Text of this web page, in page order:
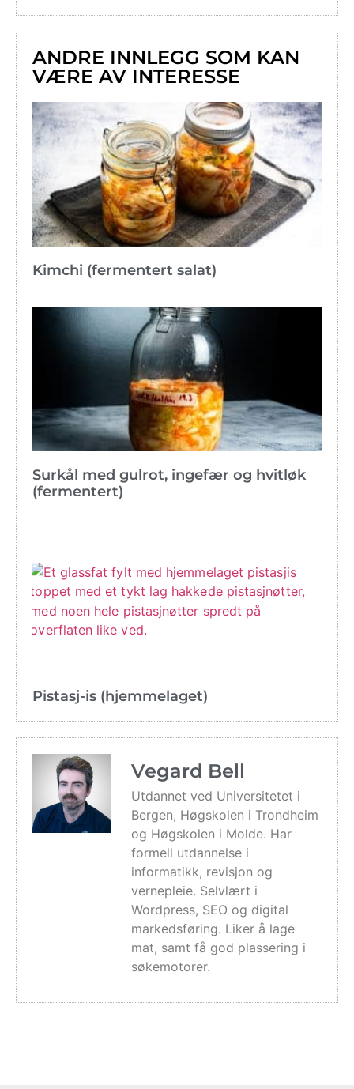
ANDRE INNLEGG SOM KAN
VÆRE AV INTERESSE
Kimchi (fermentert salat)
Surkål med gulrot, ingefær og hvitløk
(fermentert)
Pistasj-is (hjemmelaget)
Vegard Bell
Utdannet ved Universitetet i
Bergen, Høgskolen i Trondheim
og Høgskolen i Molde. Har
formell utdannelse i
informatikk, revisjon og
vernepleie. Selvlært i
Wordpress, SEO og digital
markedsføring. Liker å lage
mat, samt få god plassering i
søkemotorer.